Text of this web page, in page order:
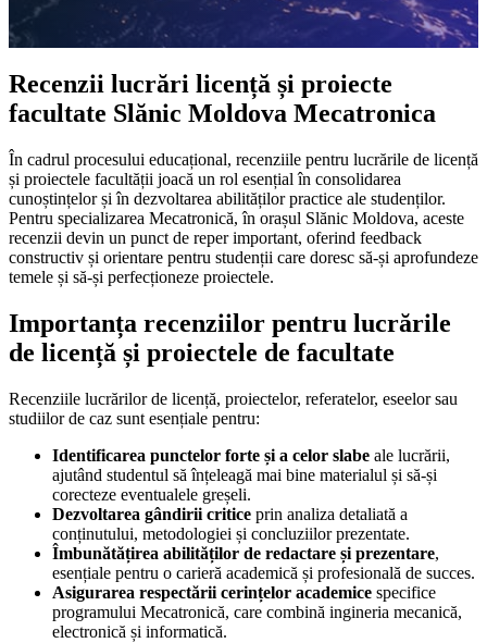
Recenzii lucrări licență și proiecte
facultate Slănic Moldova Mecatronica
În cadrul procesului educațional, recenziile pentru lucrările de licență
și proiectele facultății joacă un rol esențial în consolidarea
cunoștințelor și în dezvoltarea abilităților practice ale studenților.
Pentru specializarea Mecatronică, în orașul Slănic Moldova, aceste
recenzii devin un punct de reper important, oferind feedback
constructiv și orientare pentru studenții care doresc să-și aprofundeze
temele și să-și perfecționeze proiectele.
Importanța recenziilor pentru lucrările
de licență și proiectele de facultate
Recenziile lucrărilor de licență, proiectelor, referatelor, eseelor sau
studiilor de caz sunt esențiale pentru:
Identificarea punctelor forte și a celor slabe ale lucrării,
ajutând studentul să înțeleagă mai bine materialul și să-și
corecteze eventualele greșeli.
Dezvoltarea gândirii critice prin analiza detaliată a
conținutului, metodologiei și concluziilor prezentate.
Îmbunătățirea abilităților de redactare și prezentare,
esențiale pentru o carieră academică și profesională de succes.
Asigurarea respectării cerințelor academice specifice
programului Mecatronică, care combină ingineria mecanică,
electronică și informatică.